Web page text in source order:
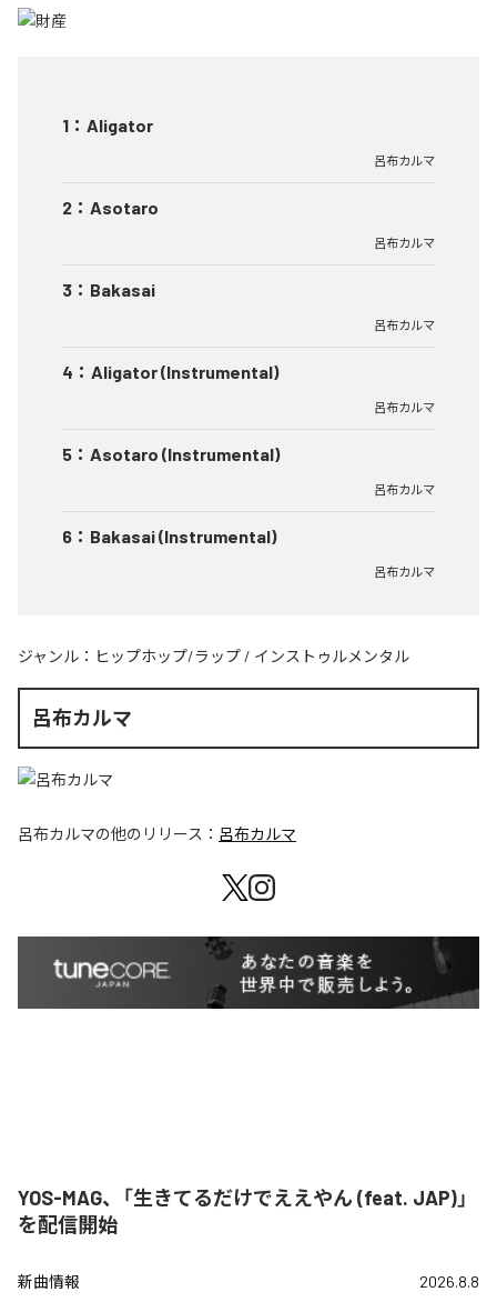
1 ： Aligator
呂布カルマ
2 ： Asotaro
呂布カルマ
3 ： Bakasai
呂布カルマ
4 ： Aligator (Instrumental)
呂布カルマ
5 ： Asotaro (Instrumental)
呂布カルマ
6 ： Bakasai (Instrumental)
呂布カルマ
ジャンル： ヒップホップ/ラップ / インストゥルメンタル
呂布カルマ
呂布カルマの他のリリース： 呂布カルマ
YOS-MAG、「生きてるだけでええやん (feat. JAP)」
を配信開始
新曲情報 2026.8.8